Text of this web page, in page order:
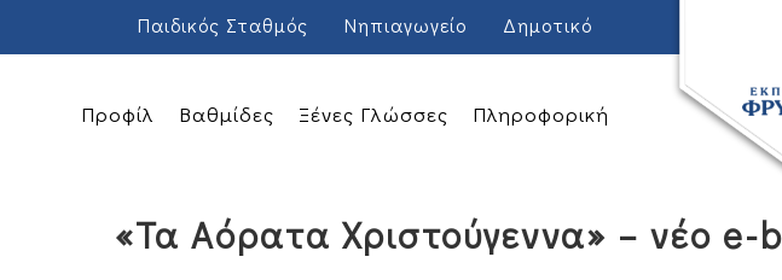
Παιδικός Σταθμός Νηπιαγωγείο Δημοτικό
Προφίλ Βαθμίδες Ξένες Γλώσσες Πληροφορική
«Τα Αόρατα Χριστούγεννα» – νέο e-